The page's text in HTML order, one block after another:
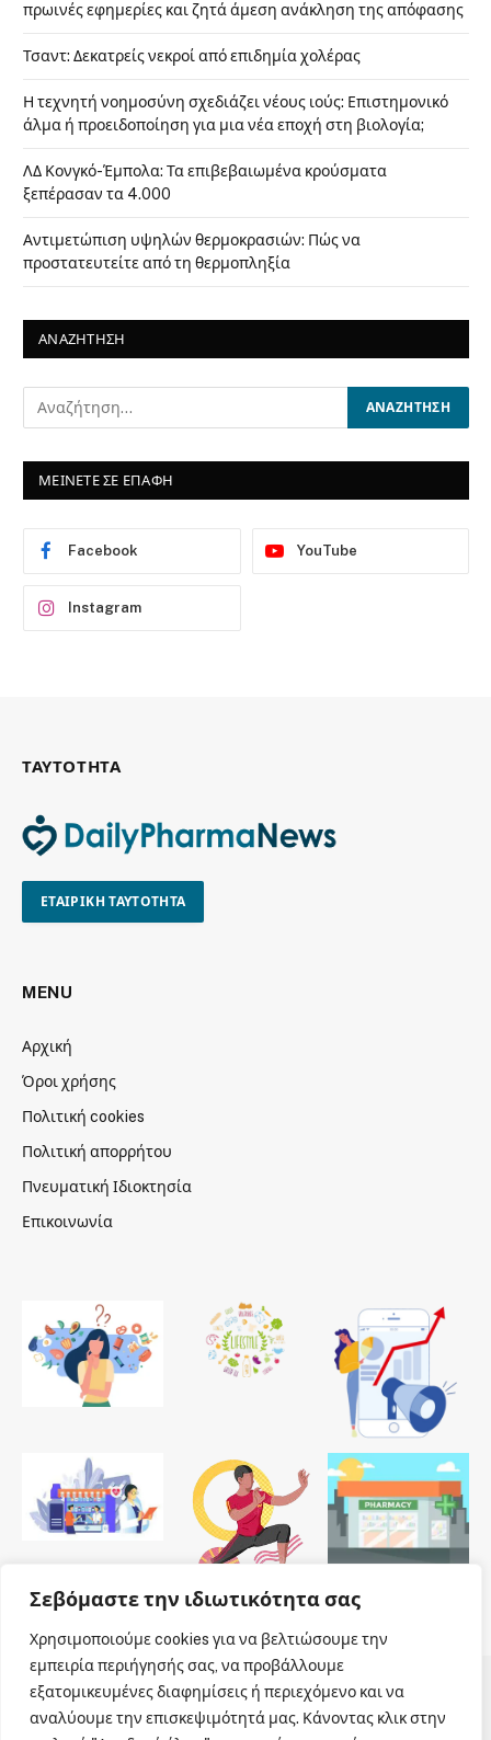
Σεβόμαστε την ιδιωτικότητα σας
Χρησιμοποιούμε cookies για να βελτιώσουμε την
εμπειρία περιήγησής σας, να προβάλλουμε
εξατομικευμένες διαφημίσεις ή περιεχόμενο και να
αναλύουμε την επισκεψιμότητά μας. Κάνοντας κλικ στην
πρωινές εφημερίες και ζητά άμεση ανάκληση της απόφασης
Τσαντ: Δεκατρείς νεκροί από επιδημία χολέρας
Η τεχνητή νοημοσύνη σχεδιάζει νέους ιούς: Επιστημονικό
άλμα ή προειδοποίηση για μια νέα εποχή στη βιολογία;
ΛΔ Κονγκό-Έμπολα: Τα επιβεβαιωμένα κρούσματα
ξεπέρασαν τα 4.000
Αντιμετώπιση υψηλών θερμοκρασιών: Πώς να
προστατευτείτε από τη θερμοπληξία
ΑΝΑΖΗΤΗΣΗ
ΜΕΙΝΕΤΕ ΣΕ ΕΠΑΦΗ
Facebook YouTube
Instagram
ΤΑΥΤΟΤΗΤΑ
ΕΤΑΙΡΙΚΗ ΤΑΥΤΟΤΗΤΑ
MENU
Αρχική
Όροι χρήσης
Πολιτική cookies
Πολιτική απορρήτου
Πνευματική Ιδιοκτησία
Επικοινωνία
© 2026 Dailypharmanews. Designed byDailypharmanews